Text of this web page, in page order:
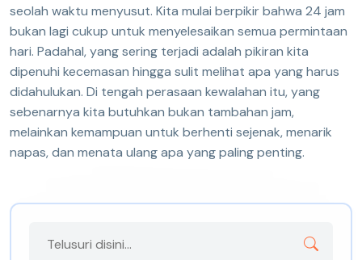
seolah waktu menyusut. Kita mulai berpikir bahwa 24 jam
bukan lagi cukup untuk menyelesaikan semua permintaan
hari. Padahal, yang sering terjadi adalah pikiran kita
dipenuhi kecemasan hingga sulit melihat apa yang harus
didahulukan. Di tengah perasaan kewalahan itu, yang
sebenarnya kita butuhkan bukan tambahan jam,
melainkan kemampuan untuk berhenti sejenak, menarik
napas, dan menata ulang apa yang paling penting.